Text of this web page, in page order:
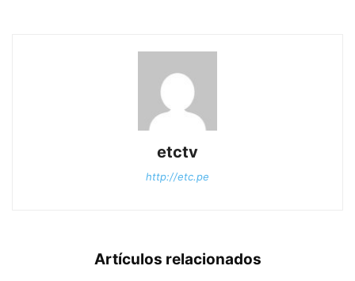
etctv
http://etc.pe
Artículos relacionados